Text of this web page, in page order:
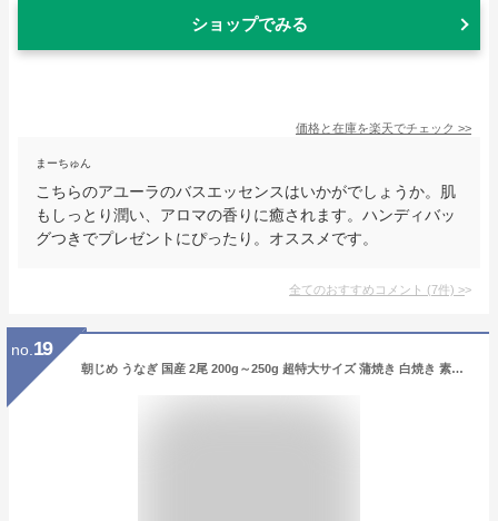
ショップでみる
価格と在庫を楽天でチェック >>
まーちゅん
こちらのアユーラのバスエッセンスはいかがでしょうか。肌
もしっとり潤い、アロマの香りに癒されます。ハンディバッ
グつきでプレゼントにぴったり。オススメです。
全てのおすすめコメント (7件) >
no. 19
朝じめ うなぎ 国産 2尾 200g～250g 超特大サイズ 蒲焼き 白焼き 素焼き 国産うなぎ 鰻 ウナギ うなぎ蒲焼 200グラム～250グラム 2匹 2本 うなぎのたれ付 粉山椒付 鰻丼 うな丼 ひつまぶし 熨斗対応 高級食材 土用の丑の日 お中元 贈り物 贈答 冷蔵クール便 土用の日 丑の日